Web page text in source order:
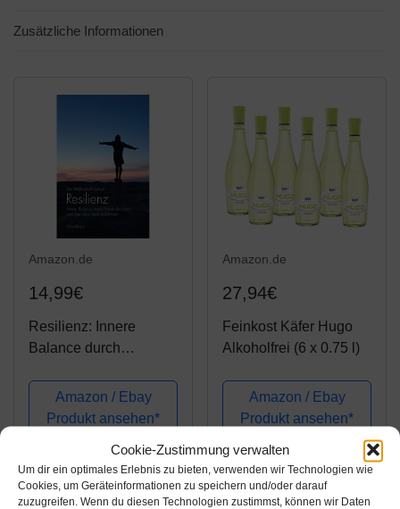
Cookie-Zustimmung verwalten
Um dir ein optimales Erlebnis zu bieten, verwenden wir Technologien wie
Cookies, um Geräteinformationen zu speichern und/oder darauf
zuzugreifen. Wenn du diesen Technologien zustimmst, können wir Daten
Zusätzliche Informationen
Amazon.de
14,99€
Resilienz: Innere
Balance durch
das neue
Beichtsakrament
Amazon / Ebay
Produkt ansehen*
Amazon.de
27,94€
Feinkost Käfer Hugo
Alkoholfrei (6 x 0.75 l)
Amazon / Ebay
Produkt ansehen*